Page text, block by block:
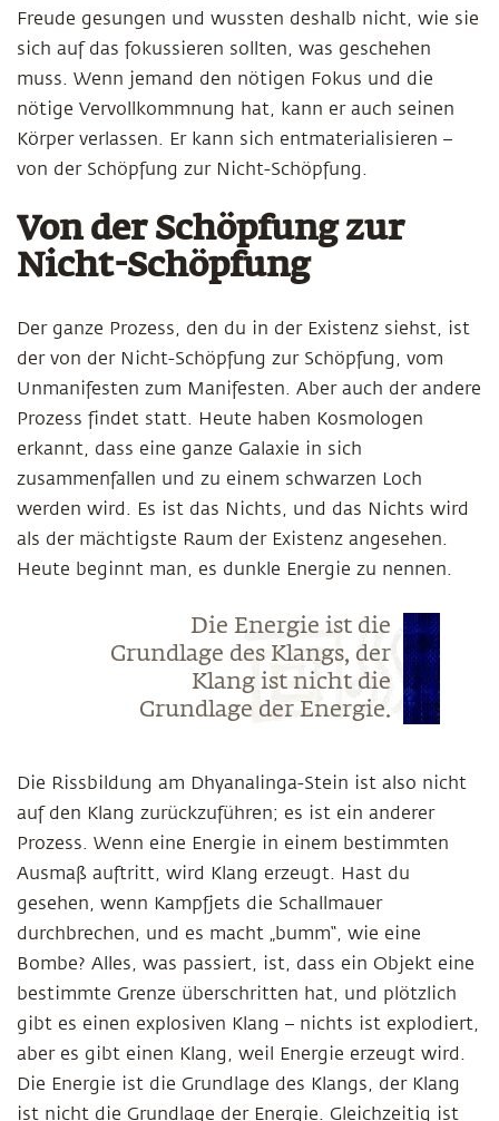
Freude gesungen und wussten deshalb nicht, wie sie
sich auf das fokussieren sollten, was geschehen
muss. Wenn jemand den nötigen Fokus und die
nötige Vervollkommnung hat, kann er auch seinen
Körper verlassen. Er kann sich entmaterialisieren –
von der Schöpfung zur Nicht-Schöpfung.
Von der Schöpfung zur
Nicht-Schöpfung
Der ganze Prozess, den du in der Existenz siehst, ist
der von der Nicht-Schöpfung zur Schöpfung, vom
Unmanifesten zum Manifesten. Aber auch der andere
Prozess findet statt. Heute haben Kosmologen
erkannt, dass eine ganze Galaxie in sich
zusammenfallen und zu einem schwarzen Loch
werden wird. Es ist das Nichts, und das Nichts wird
als der mächtigste Raum der Existenz angesehen.
Heute beginnt man, es dunkle Energie zu nennen.
Die Energie ist die
Grundlage des Klangs, der
Klang ist nicht die
Grundlage der Energie.
Die Rissbildung am Dhyanalinga-Stein ist also nicht
auf den Klang zurückzuführen; es ist ein anderer
Prozess. Wenn eine Energie in einem bestimmten
Ausmaß auftritt, wird Klang erzeugt. Hast du
gesehen, wenn Kampfjets die Schallmauer
durchbrechen, und es macht „bumm“, wie eine
Bombe? Alles, was passiert, ist, dass ein Objekt eine
bestimmte Grenze überschritten hat, und plötzlich
gibt es einen explosiven Klang – nichts ist explodiert,
aber es gibt einen Klang, weil Energie erzeugt wird.
Die Energie ist die Grundlage des Klangs, der Klang
ist nicht die Grundlage der Energie. Gleichzeitig ist